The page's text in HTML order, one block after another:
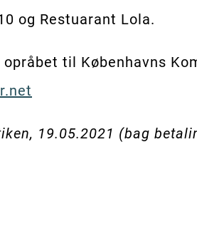
og Restuarant Lola.
til Københavns
19.05.2021 (bag